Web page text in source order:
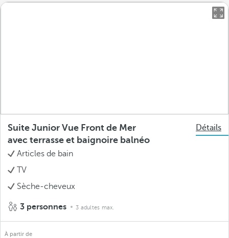
Suite Junior Vue Front de Mer
avec terrasse et baignoire balnéo
Détails
Articles de bain
TV
Sèche-cheveux
3 personnes 3 adultes max.
À partir de